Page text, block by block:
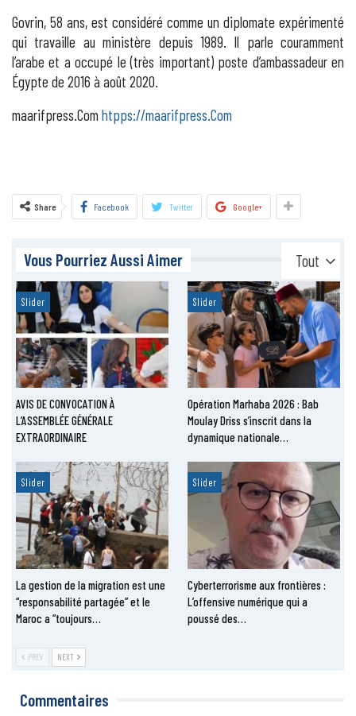
Govrin, 58 ans, est considéré comme un diplomate expérimenté
qui travaille au ministère depuis 1989. Il parle couramment
l’arabe et a occupé le (très important) poste d’ambassadeur en
Égypte de 2016 à août 2020.
maarifpress.Com htpps://maarifpress.Com
Share Facebook Twitter Google+
Tout
Vous Pourriez Aussi Aimer
Slider
AVIS DE CONVOCATION À
L’ASSEMBLÉE GÉNÉRALE
EXTRAORDINAIRE
Slider
Opération Marhaba 2026 : Bab
Moulay Driss s’inscrit dans la
dynamique nationale…
Slider
La gestion de la migration est une
“responsabilité partagée” et le
Maroc a “toujours…
Slider
Cyberterrorisme aux frontières :
L’offensive numérique qui a
poussé des…
PREV NEXT
Commentaires